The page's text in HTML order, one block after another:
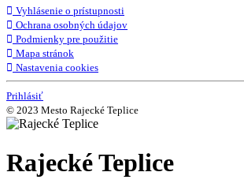
Vyhlásenie o prístupnosti
Ochrana osobných údajov
Podmienky pre použitie
Mapa stránok
Nastavenia cookies
Prihlásiť
© 2023 Mesto Rajecké Teplice
Rajecké Teplice